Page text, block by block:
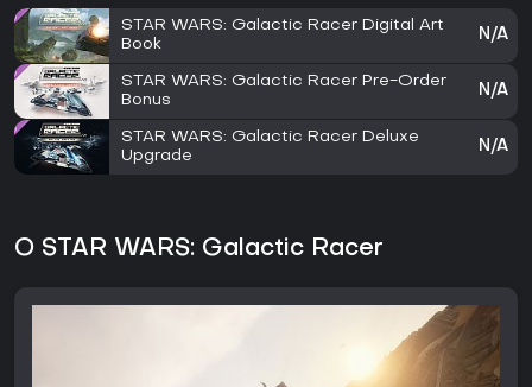
STAR WARS: Galactic Racer Digital Art
Book
N/A
STAR WARS: Galactic Racer Pre-Order
Bonus
N/A
STAR WARS: Galactic Racer Deluxe
Upgrade
N/A
O STAR WARS: Galactic Racer